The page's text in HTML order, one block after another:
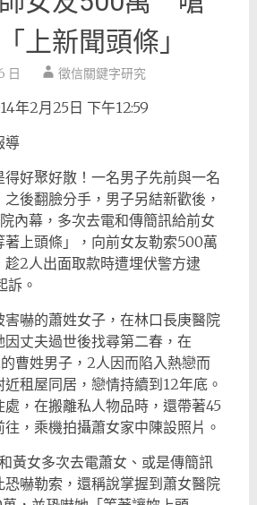
上新聞頭條」
日 徵信關鍵字研究
年2月25日 下午12:59
導
得好聚好散！一名男子先前與一名
後翻臉分手，男子另結新歡後，
內幕，多次去電和傳簡訊給前女
著上頭條」，向前女友勒索500萬
趁2人出面取款時遭埋伏警方逮
訴。
嚇的蕭姓女子，在林口長庚醫院
丈夫過世後找尋第二春，在
曹姓男子，2人因而陷入熱戀而
租屋同居，戀情持續到12年底。
，在搬離私人物品時，還帶著45
，乘機拍攝蕭女家中陳設照片。
黃女多次去電蕭女、或是傳簡訊
嚇勒索，還稱說掌握到蕭女醫院